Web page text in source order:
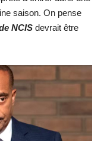
saison. On pense
NCIS devrait être